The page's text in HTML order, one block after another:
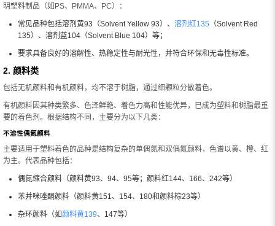
明塑料制品（如PS、PMMA、PC）：
常见品种包括溶剂黄93（Solvent Yellow 93）、 溶剂红135 （Solvent Red
135）、溶剂蓝104（Solvent Blue 104）等；
要求具备良好的溶解性、热稳定性与耐光性，并符合环保和无毒性标准。
2. 颜料类
包括无机颜料和有机颜料，均不溶于树脂，通过细颗粒分散着色。
有机颜料因其种类繁多、色泽鲜艳、着色力高和性能优异，已成为塑料和树脂最重
要的着色剂。根据结构不同，主要分为以下几类：
不溶性偶氮颜料
主要适用于塑料着色的品种是结构复杂的单偶氮和双偶氮颜料，色谱以黄、橙、红
为主。代表品种包括：
偶氮缩合颜料（颜料黄93、94、95等；颜料红144、166、242等）
苯并咪唑酮颜料（颜料黄151、154、180和颜料棕23等）
杂环颜料（如颜料黄139、147等）